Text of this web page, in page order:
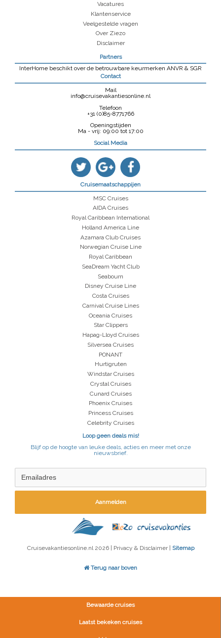
Vacatures
Klantenservice
Veelgestelde vragen
Over Ziezo
Disclaimer
Partners
InterHome beschikt over de betrouwbare keurmerken ANVR & SGR
Contact
Mail
info@cruisevakantiesonline.nl
Telefoon
+31 (0)85-8771766
Openingstijden
Ma - vrij: 09:00 tot 17:00
Social Media
Cruisemaatschappijen
MSC Cruises
AIDA Cruises
Royal Caribbean International
Holland America Line
Azamara Club Cruises
Norwegian Cruise Line
Royal Caribbean
SeaDream Yacht Club
Seabourn
Disney Cruise Line
Costa Cruises
Carnival Cruise Lines
Oceania Cruises
Star Clippers
Hapag-Lloyd Cruises
Silversea Cruises
PONANT
Hurtigruten
Windstar Cruises
Crystal Cruises
Cunard Cruises
Phoenix Cruises
Princess Cruises
Celebrity Cruises
Loop geen deals mis!
Blijf op de hoogte van leuke deals, acties en meer met onze
nieuwsbrief.
Aanmelden
Cruisevakantiesonline.nl 2026 | Privacy & Disclaimer | Sitemap
Terug naar boven
Bewaarde cruises
Laatst bekeken cruises